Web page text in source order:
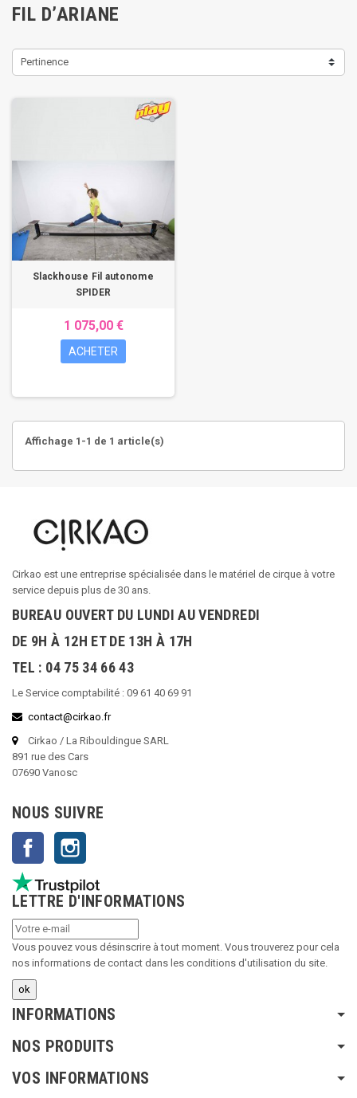
FIL D’ARIANE
Pertinence
Slackhouse Fil autonome
SPIDER
1 075,00 €
ACHETER
Affichage 1-1 de 1 article(s)
Cirkao est une entreprise spécialisée dans le matériel de cirque à votre
service depuis plus de 30 ans.
BUREAU OUVERT DU LUNDI AU VENDREDI
DE 9H À 12H ET DE 13H À 17H
TEL : 04 75 34 66 43
Le Service comptabilité : 09 61 40 69 91
contact@cirkao.fr
Cirkao / La Ribouldingue SARL
891 rue des Cars
07690 Vanosc
NOUS SUIVRE
Facebook
LETTRE D'INFORMATIONS
Vous pouvez vous désinscrire à tout moment. Vous trouverez pour cela
nos informations de contact dans les conditions d'utilisation du site.
INFORMATIONS
NOS PRODUITS
VOS INFORMATIONS